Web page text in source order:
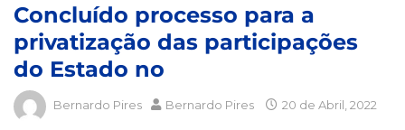
Concluído processo para a
privatização das participações
do Estado no
Bernardo Pires Bernardo Pires 20 de Abril, 2022